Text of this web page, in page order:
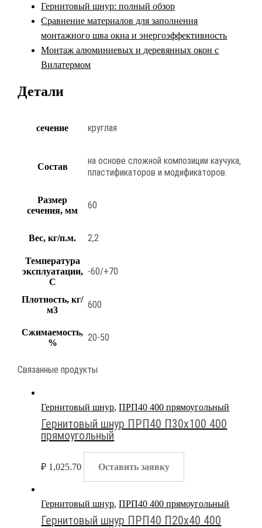
Гернитовый шнур: полный обзор
Сравнение материалов для заполнения
монтажного шва окна и энергоэффективность
Монтаж алюминиевых и деревянных окон с
Вилатермом
Детали
сечение круглая
Состав
на основе сложной композиции каучука,
пластификаторов и модификаторов.
Размер
сечения, мм
60
Вес, кг/п.м. 2,2
Температура
эксплуатации,
С
-60/+70
Плотность, кг/
м3
600
Сжимаемость,
%
20-50
Связанные продукты
Гернитовый шнур,ПРП40 400 прямоугольный
Гернитовый шнур ПРП40 П30х100 400
прямоугольный
₽ 1,025.70 Оставить заявку
Гернитовый шнур,ПРП40 400 прямоугольный
Гернитовый шнур ПРП40 П20х40 400